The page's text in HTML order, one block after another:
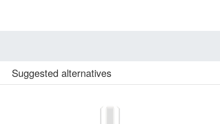
Suggested alternatives